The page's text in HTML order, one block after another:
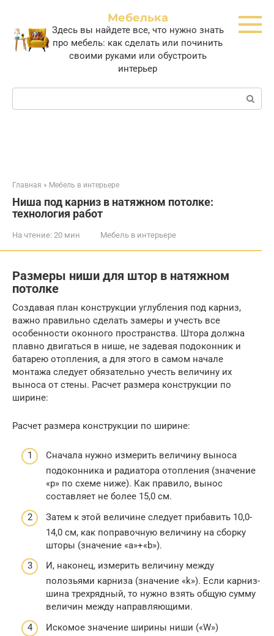
контенту
Мебелька
Здесь вы найдете все, что нужно знать
про мебель: как сделать или починить
своими руками или обустроить
интерьер
Поиск:
Главная » Мебель в интерьере
Ниша под карниз в натяжном потолке:
технология работ
На чтение: 20 мин Мебель в интерьере
Размеры ниши для штор в натяжном
потолке
Создавая план конструкции углубления под карниз,
важно правильно сделать замеры и учесть все
особенности оконного пространства. Штора должна
плавно двигаться в нише, не задевая подоконник и
батарею отопления, а для этого в самом начале
монтажа следует обязательно учесть величину их
выноса от стены. Расчет размера конструкции по
ширине:
Расчет размера конструкции по ширине:
Сначала нужно измерить величину выноса
подоконника и радиатора отопления (значение
«p» по схеме ниже). Как правило, вынос
составляет не более 15,0 см.
Затем к этой величине следует прибавить 10,0-
14,0 см, как поправочную величину на сборку
шторы (значение «a»+«b»).
И, наконец, измерить величину между
полозьями карниза (значение «k»). Если карниз-
шина трехрядный, то нужно взять общую сумму
величин между направляющими.
Искомое значение ширины ниши («W»)